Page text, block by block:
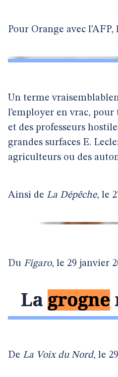
Pour Orange avec l’AFP,
Un terme
l’employer en vrac,
et des professeurs
grandes surfaces E.
agriculteurs ou des
Ainsi de La Dépêche, le
Du Figaro, le 29 janvier
De La Voix du Nord, le